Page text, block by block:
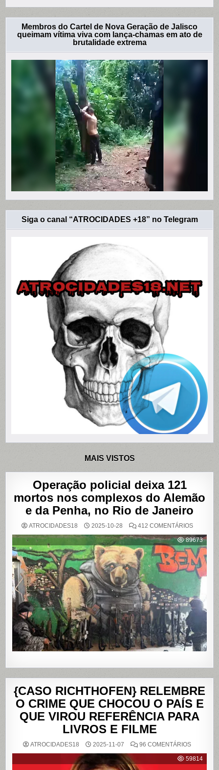
Membros do Cartel de Nova Geração de Jalisco
queimam vítima viva com lança-chamas em ato de
brutalidade extrema
Siga o canal “ATROCIDADES +18” no Telegram
MAIS VISTOS
Operação policial deixa 121
mortos nos complexos do Alemão
e da Penha, no Rio de Janeiro
ATROCIDADES18 2025-10-28 412 COMENTÁRIOSEM
POLICIAL
DEIXA
121
MORTOS
NOS
DO
ALEMÃO
PENHA,
NO
RIO
89673
{CASO RICHTHOFEN} RELEMBRE
O CRIME QUE CHOCOU O PAÍS E
QUE VIROU REFERÊNCIA PARA
LIVROS E FILME
ATROCIDADES18 2025-11-07 96 COMENTÁRIOSEM
59814